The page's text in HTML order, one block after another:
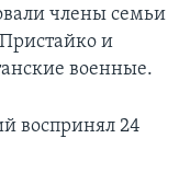
члены семьи
и
военные.
воспринял 24